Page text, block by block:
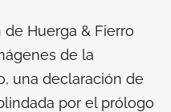
Huerga & Fierro
de la
una declaración de
por el prólogo